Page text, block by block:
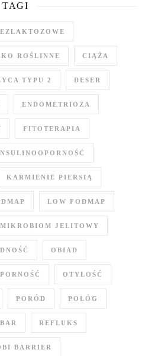
TAGI
ROŚLINNE CIĄŻA
TYPU 2 DESER
ENDOMETRIOZA
FITOTERAPIA
KARMIENIE PIERSIĄ
LOW FODMAP
MIKROBIOM JELITOWY
OBIAD
OTYŁOŚĆ
PORÓD POŁÓG
REFLUKS
BARRIER